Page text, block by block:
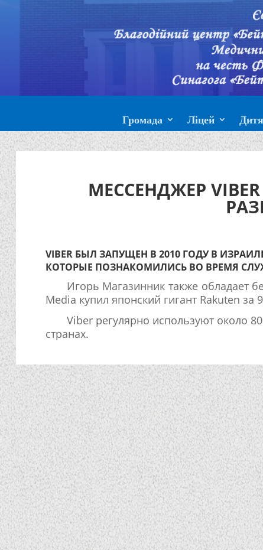
Громада Ліцей
МЕССЕНДЖЕР
VIBER БЫЛ ЗАПУЩЕН В 2010 ГОДУ В
КОТОРЫЕ ПОЗНАКОМИЛИСЬ ВО ВРЕМЯ
Игорь Магазинник также обладает
Media купил японский гигант Rakuten за
Viber регулярно используют около
странах.